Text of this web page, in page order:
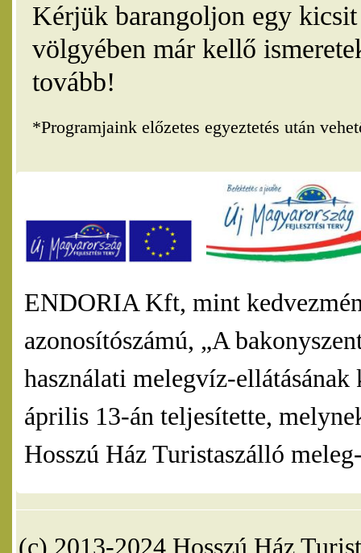
Kérjük barangoljon egy
völgyében már kellő
tovább!
*Programjaink előzetes egyeztetés után
ENDORIA Kft, mint
azonosítószámú, „A
használati melegvíz-
április 13-án teljesítette,
Hosszú Ház Turistaszálló
(c) 2013-2024 Hosszú Ház